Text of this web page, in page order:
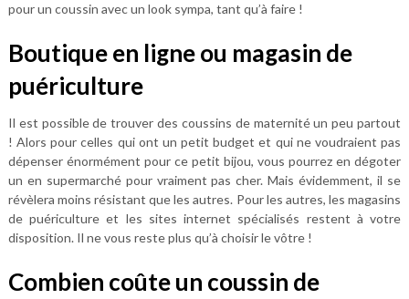
pour un coussin avec un look sympa, tant qu’à faire !
Boutique en ligne ou magasin de
puériculture
Il est possible de trouver des coussins de maternité un peu partout
! Alors pour celles qui ont un petit budget et qui ne voudraient pas
dépenser énormément pour ce petit bijou, vous pourrez en dégoter
un en supermarché pour vraiment pas cher. Mais évidemment, il se
révèlera moins résistant que les autres. Pour les autres, les magasins
de puériculture et les sites internet spécialisés restent à votre
disposition. Il ne vous reste plus qu’à choisir le vôtre !
Combien coûte un coussin de